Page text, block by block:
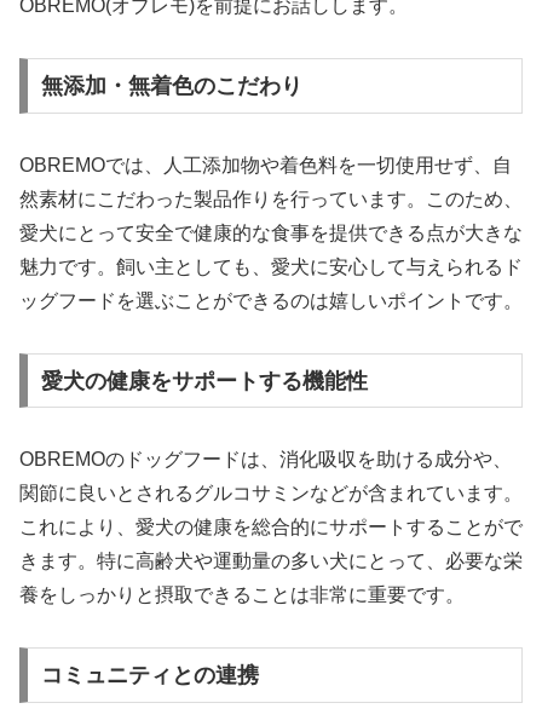
OBREMO(オブレモ)を前提にお話しします。
無添加・無着色のこだわり
OBREMOでは、人工添加物や着色料を一切使用せず、自
然素材にこだわった製品作りを行っています。このため、
愛犬にとって安全で健康的な食事を提供できる点が大きな
魅力です。飼い主としても、愛犬に安心して与えられるド
ッグフードを選ぶことができるのは嬉しいポイントです。
愛犬の健康をサポートする機能性
OBREMOのドッグフードは、消化吸収を助ける成分や、
関節に良いとされるグルコサミンなどが含まれています。
これにより、愛犬の健康を総合的にサポートすることがで
きます。特に高齢犬や運動量の多い犬にとって、必要な栄
養をしっかりと摂取できることは非常に重要です。
コミュニティとの連携